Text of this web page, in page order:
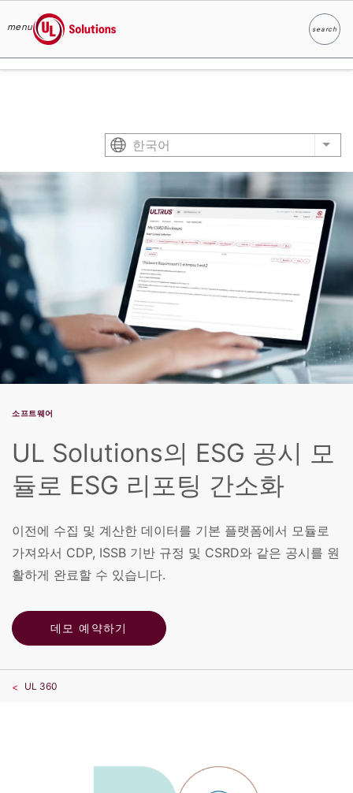
Skip to main content
menu
UL Solutions
search
찾다
한국어 List
소프트웨어
UL Solutions의 ESG 공시 모
듈로 ESG 리포팅 간소화
이전에 수집 및 계산한 데이터를 기본 플랫폼에서 모듈로
가져와서 CDP, ISSB 기반 규정 및 CSRD와 같은 공시를 원
활하게 완료할 수 있습니다.
데모 예약하기
UL 360